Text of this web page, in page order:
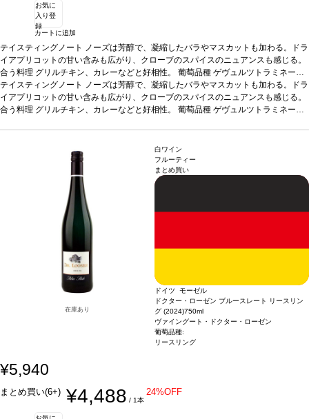
お気に
入り登
録
カートに追加
テイスティングノート ノーズは芳醇で、凝縮したバラやマスカットも加わる。ドラ
イアプリコットの甘い含みも広がり、クローブのスパイスのニュアンスも感じる。
合う料理 グリルチキン、カレーなどと好相性。 葡萄品種 ゲヴュルツトラミネール
※ボトル正面ラベルの数字は、掲載内容と異なり配送ヴィンテージの数字となりま
す。 ※こちらの商品は専用化粧箱でお届けのため、ラッピング対応は致しかねま
す。*本ヴィンテージが在庫切れの場合、在庫があり価格が同様の場合は自動的に
テイスティングノート ノーズは芳醇で、凝縮したバラやマスカットも加わる。ドラ
イアプリコットの甘い含みも広がり、クローブのスパイスのニュアンスも感じる。
合う料理 グリルチキン、カレーなどと好相性。 葡萄品種 ゲヴュルツトラミネール
*本ヴィンテージが在庫切れの場合、在庫があり価格が同様の場合は自動的に
次のヴィンテージに変更されます、ご了承ください。
在庫あり
白ワイン
フルーティー
まとめ買い
ドイツ モーゼル
ドクター・ローゼン ブルースレート リースリン
グ (2024)750ml
ヴァイングート・ドクター・ローゼン
葡萄品種:
リースリング
¥5,940
まとめ買い(6+) ¥4,488 / 1本
24%OFF